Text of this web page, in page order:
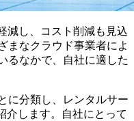
減し、コスト削減も見込
まなクラウド事業者によ
るなかで、自社に適した
に分類し、レンタルサー
介します。自社にとって